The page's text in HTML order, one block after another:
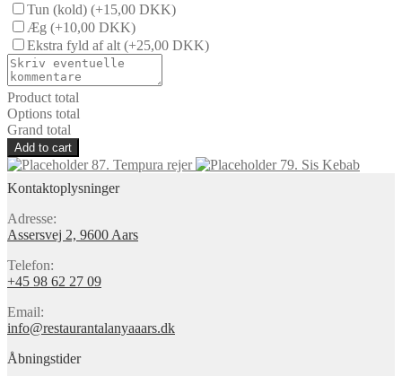
Tun (kold) (+15,00 DKK)
Æg (+10,00 DKK)
Ekstra fyld af alt (+25,00 DKK)
Product total
Options total
Grand total
Add to cart
87. Tempura rejer
79. Sis Kebab
Kontaktoplysninger
Adresse:
Assersvej 2, 9600 Aars
Telefon:
+45 98 62 27 09
Email:
info@restaurantalanyaaars.dk
Åbningstider